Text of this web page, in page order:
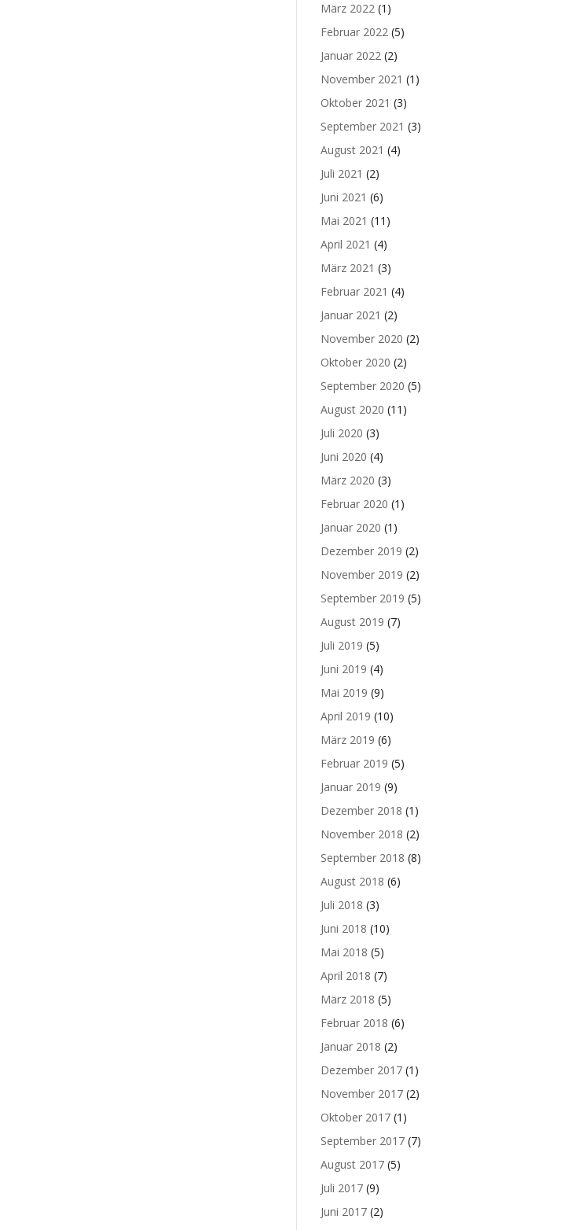
März 2022 (1)
Februar 2022 (5)
Januar 2022 (2)
November 2021 (1)
Oktober 2021 (3)
September 2021 (3)
August 2021 (4)
Juli 2021 (2)
Juni 2021 (6)
Mai 2021 (11)
April 2021 (4)
März 2021 (3)
Februar 2021 (4)
Januar 2021 (2)
November 2020 (2)
Oktober 2020 (2)
September 2020 (5)
August 2020 (11)
Juli 2020 (3)
Juni 2020 (4)
März 2020 (3)
Februar 2020 (1)
Januar 2020 (1)
Dezember 2019 (2)
November 2019 (2)
September 2019 (5)
August 2019 (7)
Juli 2019 (5)
Juni 2019 (4)
Mai 2019 (9)
April 2019 (10)
März 2019 (6)
Februar 2019 (5)
Januar 2019 (9)
Dezember 2018 (1)
November 2018 (2)
September 2018 (8)
August 2018 (6)
Juli 2018 (3)
Juni 2018 (10)
Mai 2018 (5)
April 2018 (7)
März 2018 (5)
Februar 2018 (6)
Januar 2018 (2)
Dezember 2017 (1)
November 2017 (2)
Oktober 2017 (1)
September 2017 (7)
August 2017 (5)
Juli 2017 (9)
Juni 2017 (2)